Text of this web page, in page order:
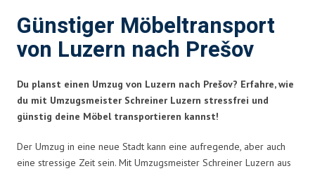
Günstiger Möbeltransport
von Luzern nach Prešov
Du planst einen Umzug von Luzern nach Prešov? Erfahre, wie
du mit Umzugsmeister Schreiner Luzern stressfrei und
günstig deine Möbel transportieren kannst!
Der Umzug in eine neue Stadt kann eine aufregende, aber auch
eine stressige Zeit sein. Mit Umzugsmeister Schreiner Luzern aus